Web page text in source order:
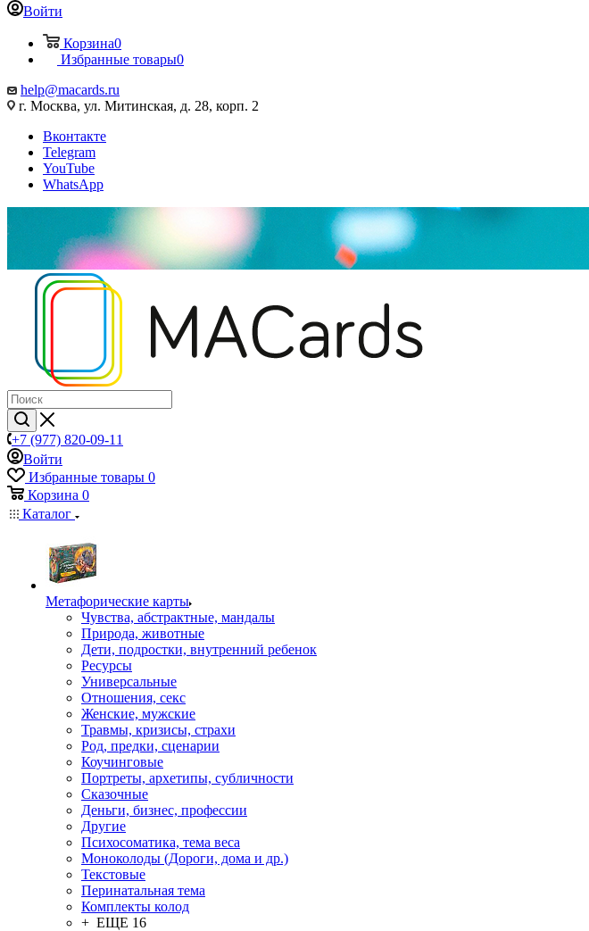
Войти
Корзина0
Избранные товары0
help@macards.ru
г. Москва, ул. Митинская, д. 28, корп. 2
Вконтакте
Telegram
YouTube
WhatsApp
+7 (977) 820-09-11
Войти
Избранные товары 0
Корзина 0
Каталог
Mетафорические карты
Чувства, абстрактные, мандалы
Природа, животные
Дети, подростки, внутренний ребенок
Ресурсы
Универсальные
Отношения, секс
Женские, мужские
Травмы, кризисы, страхи
Род, предки, сценарии
Коучинговые
Портреты, архетипы, субличности
Сказочные
Деньги, бизнес, профессии
Другие
Психосоматика, тема веса
Моноколоды (Дороги, дома и др.)
Текстовые
Перинатальная тема
Комплекты колод
+ ЕЩЕ 16